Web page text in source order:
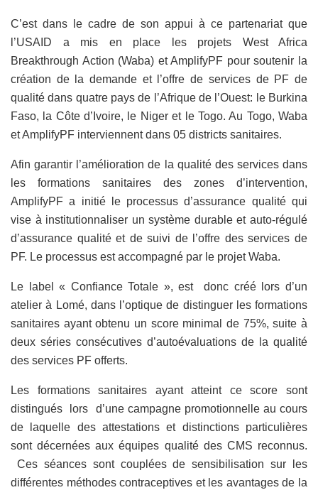
C’est dans le cadre de son appui à ce partenariat que
l’USAID a mis en place les projets West Africa
Breakthrough Action (Waba) et AmplifyPF pour soutenir la
création de la demande et l’offre de services de PF de
qualité dans quatre pays de l’Afrique de l’Ouest: le Burkina
Faso, la Côte d’Ivoire, le Niger et le Togo. Au Togo, Waba
et AmplifyPF interviennent dans 05 districts sanitaires.
Afin garantir l’amélioration de la qualité des services dans
les formations sanitaires des zones d’intervention,
AmplifyPF a initié le processus d’assurance qualité qui
vise à institutionnaliser un système durable et auto-régulé
d’assurance qualité et de suivi de l’offre des services de
PF. Le processus est accompagné par le projet Waba.
Le label « Confiance Totale », est donc créé lors d’un
atelier à Lomé, dans l’optique de distinguer les formations
sanitaires ayant obtenu un score minimal de 75%, suite à
deux séries consécutives d’autoévaluations de la qualité
des services PF offerts.
Les formations sanitaires ayant atteint ce score sont
distingués lors d’une campagne promotionnelle au cours
de laquelle des attestations et distinctions particulières
sont décernées aux équipes qualité des CMS reconnus.
Ces séances sont couplées de sensibilisation sur les
différentes méthodes contraceptives et les avantages de la